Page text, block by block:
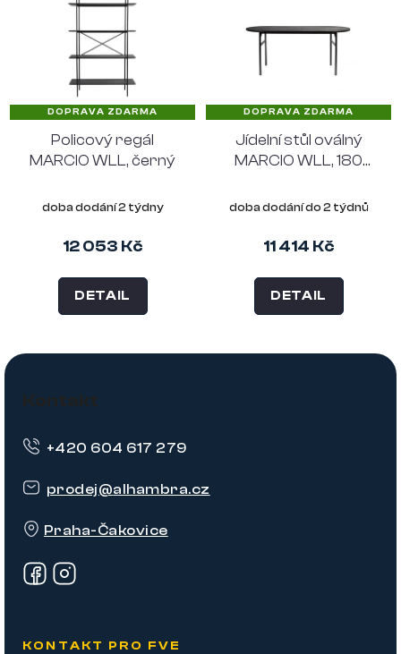
DOPRAVA ZDARMA
Policový regál
MARCIO WLL, černý
doba dodání 2 týdny
12 053 Kč
DETAIL
DOPRAVA ZDARMA
Jídelní stůl oválný
MARCIO WLL, 180
doba dodání do 2 týdnů
11 414 Kč
DETAIL
Z
Kontakt
prodej@alhambra.cz
Praha-Čakovice
+420 604 617 279
KONTAKT PRO FVE